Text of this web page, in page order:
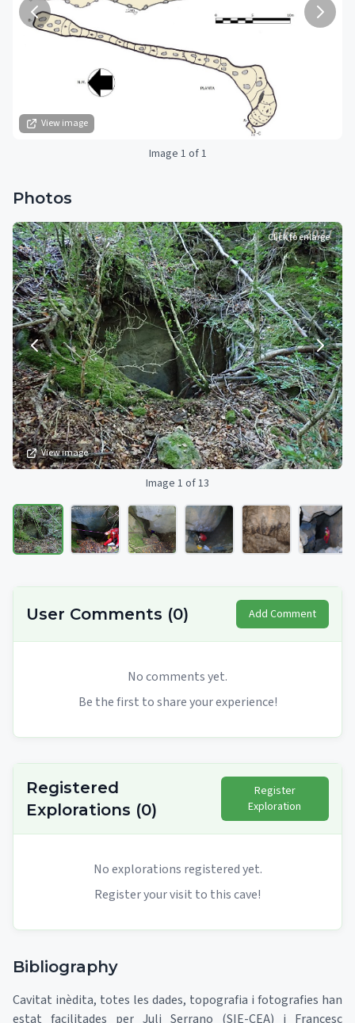
View image
Image 1 of 1
Photos
View image
Click to enlarge
Image 1 of 13
User Comments (0) Add Comment
No comments yet.
Be the first to share your experience!
Registered
Explorations (0)
Register
Exploration
No explorations registered yet.
Register your visit to this cave!
Bibliography
Cavitat inèdita, totes les dades, topografia i fotografies han
estat facilitades per Juli Serrano (SIE-CEA) i Francesc